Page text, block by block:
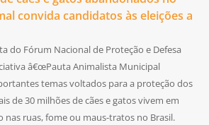
convida candidatos às eleições a
do Fórum Nacional de Proteção e Defesa
â€œPauta Animalista Municipal
temas voltados para a proteção dos
de 30 milhões de cães e gatos vivem em
nas ruas, fome ou maus-tratos no Brasil.